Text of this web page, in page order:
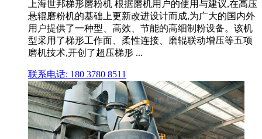
上海世邦梯形磨粉机 根据磨机用户的使用与建议,在高压
悬辊磨粉机的基础上更新改进设计而成,为广大的国内外
用户提供了一种型、高效、节能的高细制粉设备。该机
型采用了梯形工作面、柔性连接、磨辊联动增压等五项
磨机技术,开创了超压梯形 ...
联系电话: 180 3780 8511